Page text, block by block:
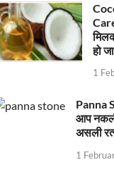
हो
1
Panna
आप नकली
असली
1